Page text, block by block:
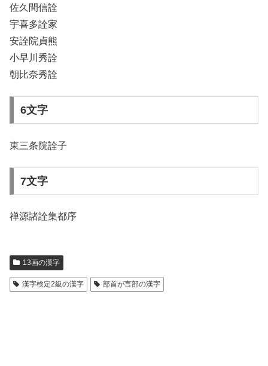
佐久間信詮
宇喜多詮家
安詮院貞熊
小早川秀詮
朝比奈秀詮
6文字
東三条院詮子
7文字
禅源諸詮集都序
13画の漢字
漢字検定2級の漢字 部首が言部の漢字